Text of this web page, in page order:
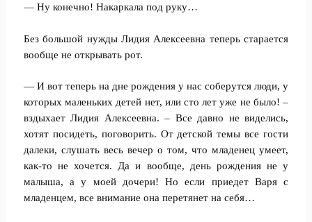
— Ну конечно! Накаркала под руку…
Без большой нужды Лидия Алексеевна теперь старается
вообще не открывать рот.
— И вот теперь на дне рождения у нас соберутся люди, у
которых маленьких детей нет, или сто лет уже не было! –
вздыхает Лидия Алексеевна. – Все давно не виделись,
хотят посидеть, поговорить. От детской темы все гости
далеки, слушать весь вечер о том, что младенец умеет,
как-то не хочется. Да и вообще, день рождения не у
малыша, а у моей дочери! Но если приедет Варя с
младенцем, все внимание она перетянет на себя…